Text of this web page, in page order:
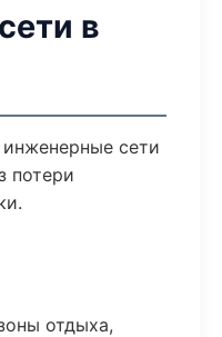
в
сети
потери
отдыха,